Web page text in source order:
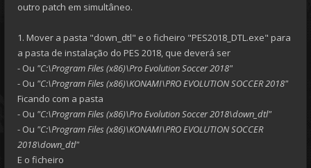
outro patch em simultâneo.
1. Mover a pasta "down_dtl" e o ficheiro "PES2018_DTL.exe" para
a pasta de instalação do PES 2018, que deverá ser
- Ou "C:\Program Files (x86)\Pro Evolution Soccer 2018"
- Ou "C:\Program Files (x86)\KONAMI\PRO EVOLUTION SOCCER 2018"
Ficando com a pasta
- Ou "C:\Program Files (x86)\Pro Evolution Soccer 2018\down_dtl"
- Ou "C:\Program Files (x86)\KONAMI\PRO EVOLUTION SOCCER
2018\down_dtl"
E o ficheiro